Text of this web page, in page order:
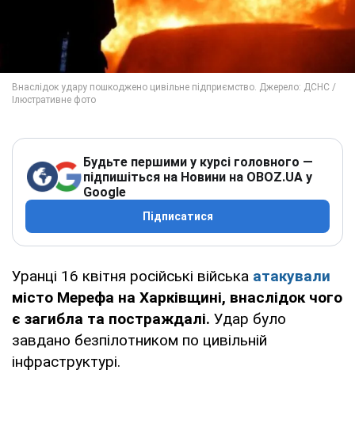
Будьте першими у курсі головного —
підпишіться на Новини на OBOZ.UA у
Google
Підписатися
Уранці 16 квітня російські війська атакували
місто Мерефа на Харківщині, внаслідок чого
є загибла та постраждалі. Удар було
завдано безпілотником по цивільній
інфраструктурі.